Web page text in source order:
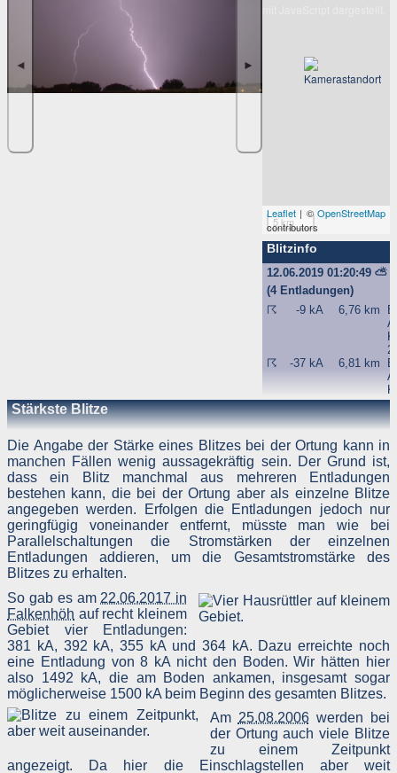
◄ ►
5 km
Leaflet | ©OpenStreetMap
contributors
Blitzinfo
12.06.2019 01:20:49⛅
(4 Entladungen)
☈
-9 kA 6,76 km
2
☈
-37 kA 6,81 km
9
☈
-23 kA 7,05 km
☈
-15 kA 7,86 km
Stärkste Blitze
Die Angabe der Stärke eines Blitzes bei der Ortung kann in
manchen Fällen wenig aussagekräftig sein. Der Grund ist,
dass ein Blitz manchmal aus mehreren Entladungen
bestehen kann, die bei der Ortung aber als einzelne Blitze
angegeben werden. Erfolgen die Entladungen jedoch nur
geringfügig voneinander entfernt, müsste man wie bei
Parallelschaltungen die Stromstärken der einzelnen
Entladungen addieren, um die Gesamtstromstärke des
Blitzes zu erhalten.
So gab es am 22.06.2017 in
Falkenhöh auf recht kleinem
Gebiet vier Entladungen:
381 kA, 392 kA, 355 kA und 364 kA. Dazu erreichte noch
eine Entladung von 8 kA nicht den Boden. Wir hätten hier
also 1492 kA, die am Boden ankamen, insgesamt sogar
möglicherweise 1500 kA beim Beginn des gesamten Blitzes.
Am 25.08.2006werden bei
der Ortung auch viele Blitze
zu einem Zeitpunkt
angezeigt. Da hier die Einschlagstellen aber weit